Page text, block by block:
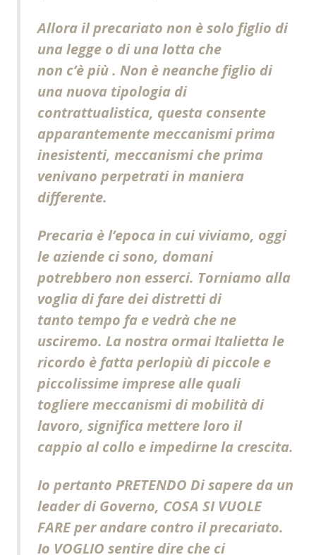
Allora il precariato non è solo figlio di
una legge o di una lotta che
non c’è più . Non è neanche figlio di
una nuova tipologia di
contrattualistica, questa consente
apparantemente meccanismi prima
inesistenti, meccanismi che prima
venivano perpetrati in maniera
differente.
Precaria è l’epoca in cui viviamo, oggi
le aziende ci sono, domani
potrebbero non esserci. Torniamo alla
voglia di fare dei distretti di
tanto tempo fa e vedrà che ne
usciremo. La nostra ormai Italietta le
ricordo è fatta perlopiù di piccole e
piccolissime imprese alle quali
togliere meccanismi di mobilità di
lavoro, significa mettere loro il
cappio al collo e impedirne la crescita.
Io pertanto PRETENDO Di sapere da un
leader di Governo, COSA SI VUOLE
FARE per andare contro il precariato.
Io VOGLIO sentire dire che ci